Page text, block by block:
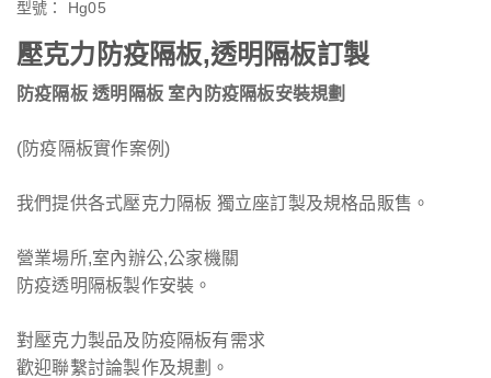
型號： Hg05
壓克力防疫隔板,透明隔板訂製
防疫隔板 透明隔板 室內防疫隔板安裝規劃
(防疫隔板實作案例)
我們提供各式壓克力隔板 獨立座訂製及規格品販售。
營業場所,室內辦公,公家機關
防疫透明隔板製作安裝。
對壓克力製品及防疫隔板有需求
歡迎聯繫討論製作及規劃。